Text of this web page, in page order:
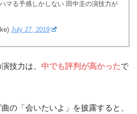
マる予感しかしない 田中圭の演技力が
July 27, 2019
技力は、 中でも評判が高かったで
の「会いたいよ」を披露すると、